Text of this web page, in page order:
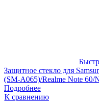
Защитное стекло для
(SM-A065)/Realme Note 60/
Подробнее
К сравнению